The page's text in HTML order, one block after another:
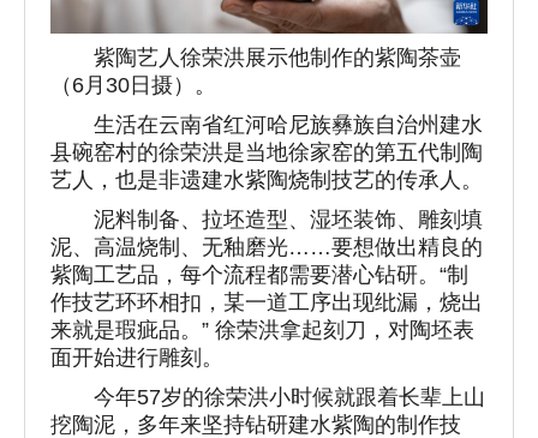
紫陶艺人徐荣洪展示他制作的紫陶茶壶
（6月30日摄）。
生活在云南省红河哈尼族彝族自治州建水
县碗窑村的徐荣洪是当地徐家窑的第五代制陶
艺人，也是非遗建水紫陶烧制技艺的传承人。
泥料制备、拉坯造型、湿坯装饰、雕刻填
泥、高温烧制、无釉磨光……要想做出精良的
紫陶工艺品，每个流程都需要潜心钻研。“制
作技艺环环相扣，某一道工序出现纰漏，烧出
来就是瑕疵品。” 徐荣洪拿起刻刀，对陶坯表
面开始进行雕刻。
今年57岁的徐荣洪小时候就跟着长辈上山
挖陶泥，多年来坚持钻研建水紫陶的制作技